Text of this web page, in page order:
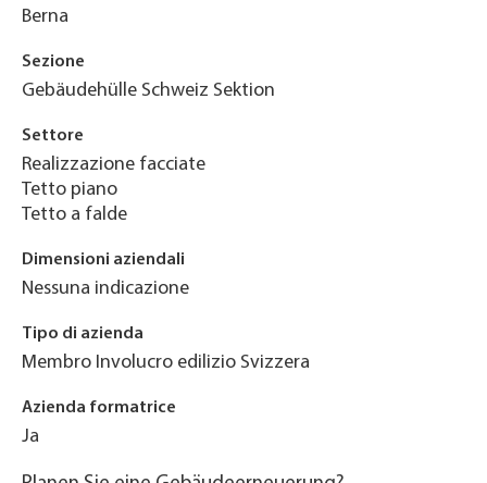
Berna
Sezione
Gebäudehülle Schweiz Sektion
Settore
Realizzazione facciate
Tetto piano
Tetto a falde
Dimensioni aziendali
Nessuna indicazione
Tipo di azienda
Membro Involucro edilizio Svizzera
Azienda formatrice
Ja